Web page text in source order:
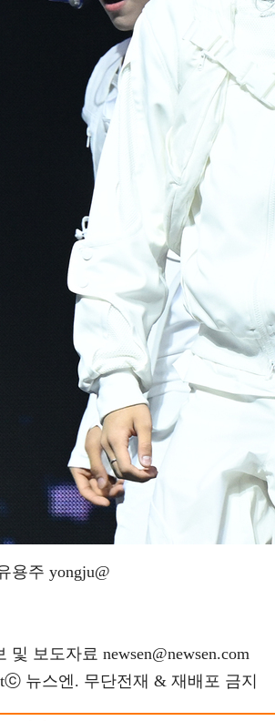
용주 yongju@
및 보도자료 newsen@newsen.com
뉴스엔. 무단전재 & 재배포 금지